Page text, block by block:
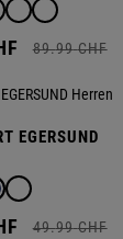
89.99 CHF
EGERSUND
49.99 CHF